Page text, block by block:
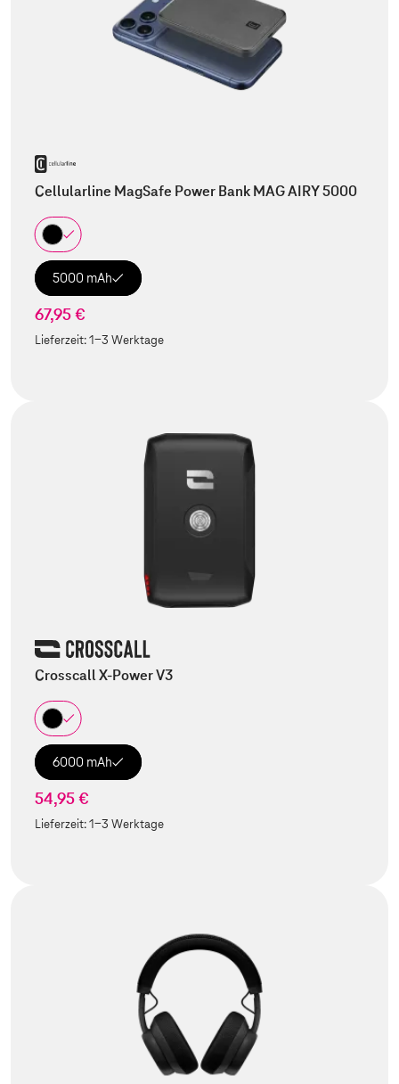
Cellularline MagSafe Power Bank MAG AIRY 5000
5000 mAh
67,95 €
Lieferzeit:1-3 Werktage
Crosscall X-Power V3
6000 mAh
54,95 €
Lieferzeit:1-3 Werktage